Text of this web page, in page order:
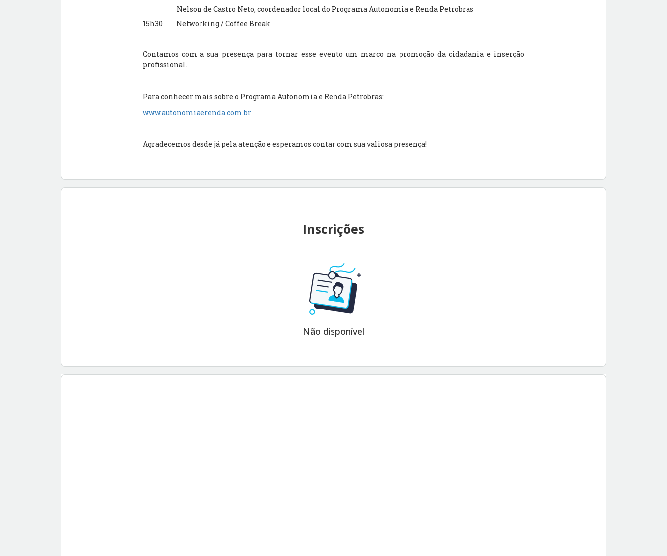
Nelson de Castro Neto, coordenador local do Programa Autonomia e Renda Petrobras
15h30 Networking / Coffee Break
Contamos com a sua presença para tornar esse evento um marco na promoção da cidadania e inserção
profissional.
Para conhecer mais sobre o Programa Autonomia e Renda Petrobras:
www.autonomiaerenda.com.br
Agradecemos desde já pela atenção e esperamos contar com sua valiosa presença!
Inscrições
Não disponível